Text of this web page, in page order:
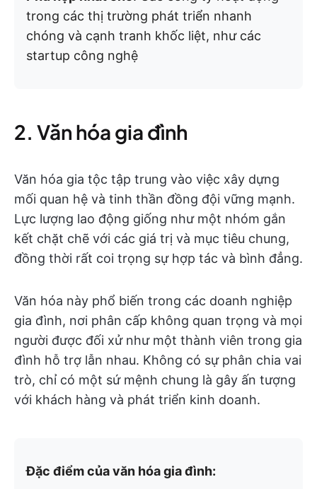
trong các thị trường phát triển nhanh
chóng và cạnh tranh khốc liệt, như các
startup công nghệ
2. Văn hóa gia đình
Văn hóa gia tộc tập trung vào việc xây dựng
mối quan hệ và tinh thần đồng đội vững mạnh.
Lực lượng lao động giống như một nhóm gắn
kết chặt chẽ với các giá trị và mục tiêu chung,
đồng thời rất coi trọng sự hợp tác và bình đẳng.
Văn hóa này phổ biến trong các doanh nghiệp
gia đình, nơi phân cấp không quan trọng và mọi
người được đối xử như một thành viên trong gia
đình hỗ trợ lẫn nhau. Không có sự phân chia vai
trò, chỉ có một sứ mệnh chung là gây ấn tượng
với khách hàng và phát triển kinh doanh.
Đặc điểm của văn hóa gia đình: